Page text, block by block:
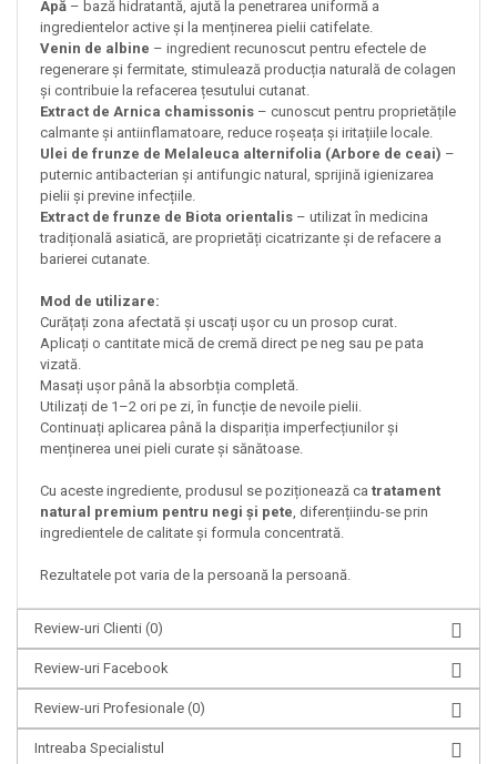
Apă – bază hidratantă, ajută la penetrarea uniformă a
ingredientelor active și la menținerea pielii catifelate.
Venin de albine – ingredient recunoscut pentru efectele de
regenerare și fermitate, stimulează producția naturală de colagen
și contribuie la refacerea țesutului cutanat.
Extract de Arnica chamissonis – cunoscut pentru proprietățile
calmante și antiinflamatoare, reduce roșeața și iritațiile locale.
Ulei de frunze de Melaleuca alternifolia (Arbore de ceai) –
puternic antibacterian și antifungic natural, sprijină igienizarea
pielii și previne infecțiile.
Extract de frunze de Biota orientalis – utilizat în medicina
tradițională asiatică, are proprietăți cicatrizante și de refacere a
barierei cutanate.
Mod de utilizare:
Curățați zona afectată și uscați ușor cu un prosop curat.
Aplicați o cantitate mică de cremă direct pe neg sau pe pata
vizată.
Masați ușor până la absorbția completă.
Utilizați de 1–2 ori pe zi, în funcție de nevoile pielii.
Continuați aplicarea până la dispariția imperfecțiunilor și
menținerea unei pieli curate și sănătoase.
Cu aceste ingrediente, produsul se poziționează ca tratament
natural premium pentru negi și pete, diferențiindu-se prin
ingredientele de calitate și formula concentrată.
Rezultatele pot varia de la persoană la persoană.
Review-uri Clienti (0)
Review-uri Facebook
Review-uri Profesionale (0)
Intreaba Specialistul